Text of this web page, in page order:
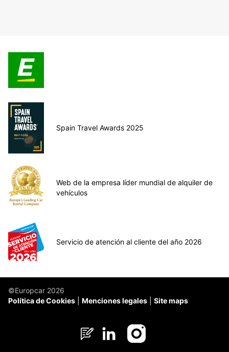
Spain Travel Awards 2025
Web de la empresa líder mundial de alquiler de
vehículos
Servicio de atención al cliente del año 2026
©Europcar 2026
Política de Cookies
Menciones legales Site maps